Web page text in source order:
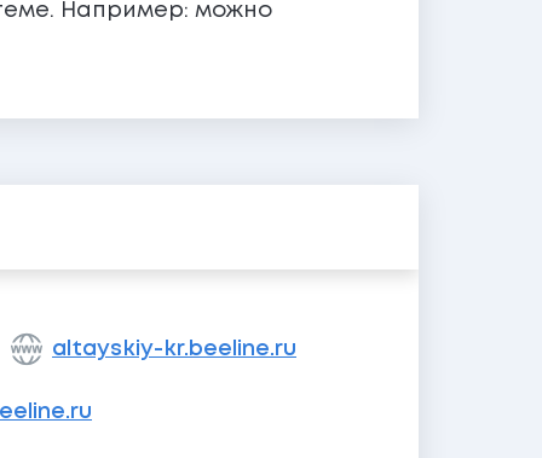
Например: можно
altayskiy-kr.beeline.ru